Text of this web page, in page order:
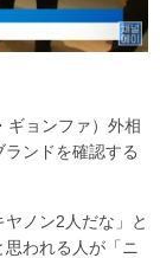
ギョンファ）外相
ンドを確認する
ノン2人だな」と
われる人が「ニ